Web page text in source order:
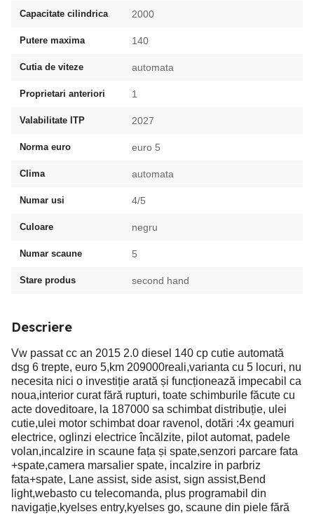
Capacitate cilindrica 2000
Putere maxima 140
Cutia de viteze automata
Proprietari anteriori 1
Valabilitate ITP 2027
Norma euro euro 5
Clima automata
Numar usi 4/5
Culoare negru
Numar scaune 5
Stare produs second hand
Descriere
Vw passat cc an 2015 2.0 diesel 140 cp cutie automată
dsg 6 trepte, euro 5,km 209000reali,varianta cu 5 locuri, nu
necesita nici o investiție arată și funcționează impecabil ca
noua,interior curat fără rupturi, toate schimburile făcute cu
acte doveditoare, la 187000 sa schimbat distribuție, ulei
cutie,ulei motor schimbat doar ravenol, dotări :4x geamuri
electrice, oglinzi electrice încălzite, pilot automat, padele
volan,incalzire in scaune fața și spate,senzori parcare fata
+spate,camera marsalier spate, incalzire in parbriz
fata+spate, Lane assist, side asist, sign assist,Bend
light,webasto cu telecomanda, plus programabil din
navigație,kyelses entry,kyelses go, scaune din piele fără